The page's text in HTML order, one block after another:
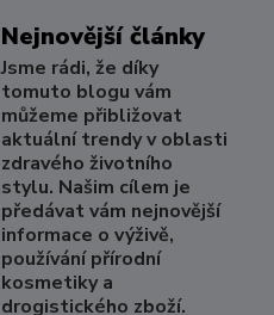
Nejnovější články
Jsme rádi, že díky
tomuto blogu vám
můžeme přibližovat
aktuální trendy v oblasti
zdravého životního
stylu. Našim cílem je
předávat vám nejnovější
informace o výživě,
používání přírodní
kosmetiky a
drogistického zboží.